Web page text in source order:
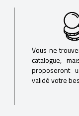
Vous ne
catalogue,
proposeront
validé votre